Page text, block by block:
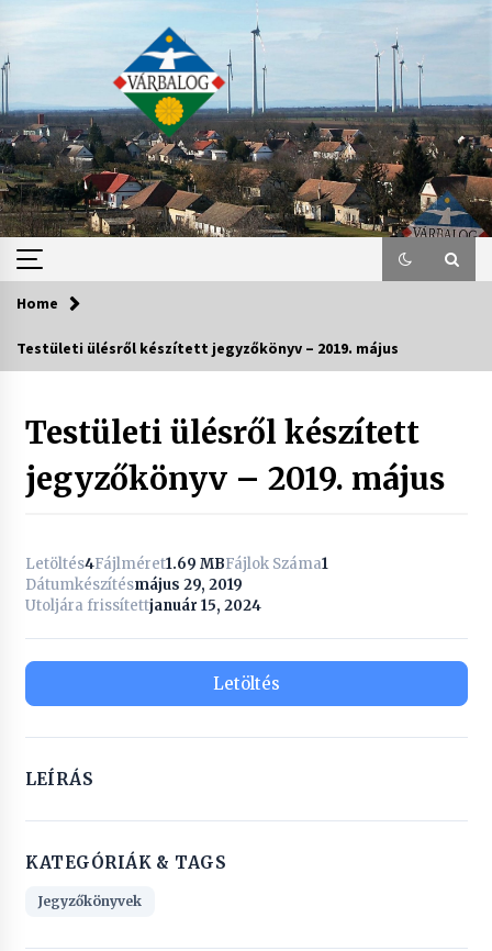
content
Home
Testületi ülésről készített jegyzőkönyv – 2019. május
Testületi ülésről készített
jegyzőkönyv – 2019. május
Letöltés4Fájlméret1.69 MBFájlok Száma1
Dátumkészítésmájus 29, 2019
Utoljára frissítettjanuár 15, 2024
Letöltés
LEÍRÁS
KATEGÓRIÁK & TAGS
Jegyzőkönyvek